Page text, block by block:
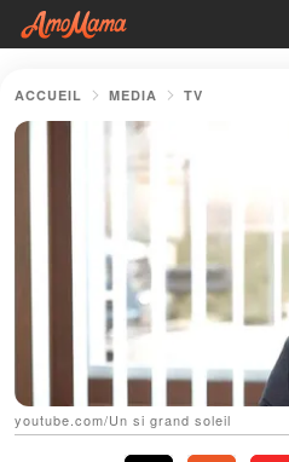
ACCUEIL MEDIA TV
youtube.com/Un si grand soleil